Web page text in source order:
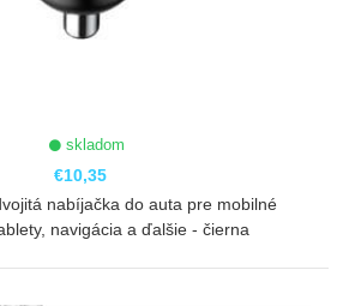
skladom
€10,35
nabíjačka do auta pre mobilné
navigácia a ďalšie - čierna